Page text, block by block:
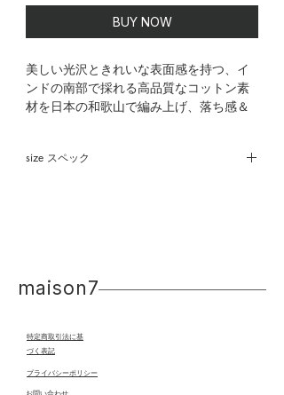
BUY NOW
美しい光沢ときれいな表面感を持つ、イ
ンドの南部で採れる高品質なコットン素
材を日本の和歌山で編み上げ、落ち感＆
斜行するのが生地の特徴です。シンプル
**
made in Japan
size スペック
maison7
特定商取引法に基
づく表記
プライバシーポリシー